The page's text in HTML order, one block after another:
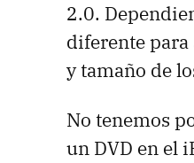
2.0.
diferente para
y tamaño de
No tenemos
un DVD en el